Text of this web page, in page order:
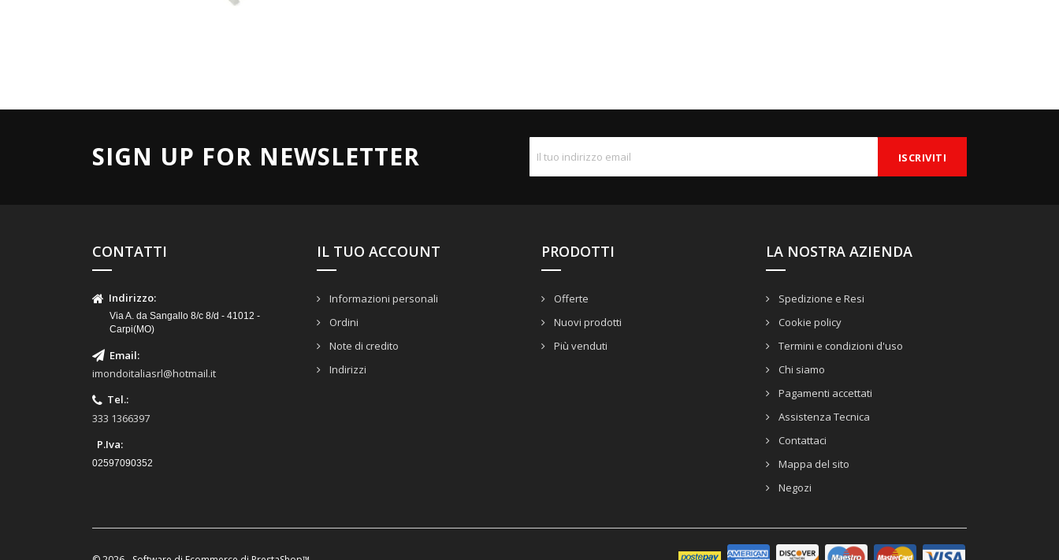
SIGN UP FOR NEWSLETTER
CONTATTI
Indirizzo:
Via A. da Sangallo 8/c 8/d - 41012 -
Carpi(MO)
Email:
imondoitaliasrl@hotmail.it
Tel.:
333 1366397
P.Iva:
02597090352
IL TUO ACCOUNT
Informazioni personali
Ordini
Note di credito
Indirizzi
PRODOTTI
Offerte
Nuovi prodotti
Più venduti
LA NOSTRA AZIENDA
Spedizione e Resi
Cookie policy
Termini e condizioni d'uso
Chi siamo
Pagamenti accettati
Assistenza Tecnica
Contattaci
Mappa del sito
Negozi